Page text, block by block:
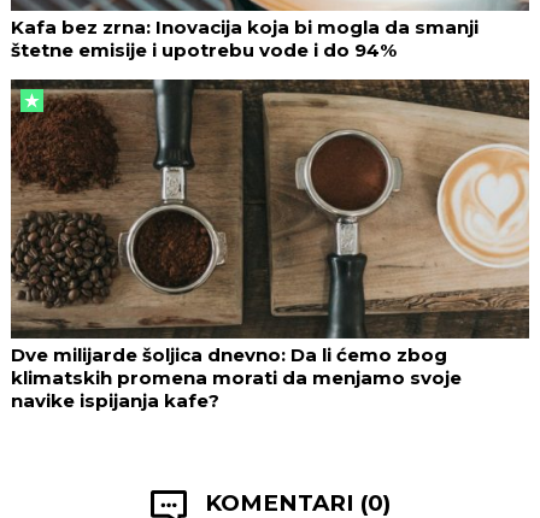
Kafa bez zrna: Inovacija koja bi mogla da smanji
štetne emisije i upotrebu vode i do 94%
Dve milijarde šoljica dnevno: Da li ćemo zbog
klimatskih promena morati da menjamo svoje
navike ispijanja kafe?
KOMENTARI (0)